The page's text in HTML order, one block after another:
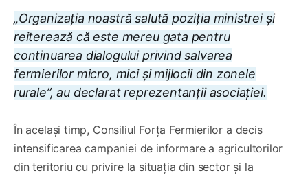
„Organizația noastră salută poziția ministrei și
reiterează că este mereu gata pentru
continuarea dialogului privind salvarea
fermierilor micro, mici și mijlocii din zonele
rurale”, au declarat reprezentanții asociației.
În același timp, Consiliul Forța Fermierilor a decis
intensificarea campaniei de informare a agricultorilor
din teritoriu cu privire la situația din sector și la